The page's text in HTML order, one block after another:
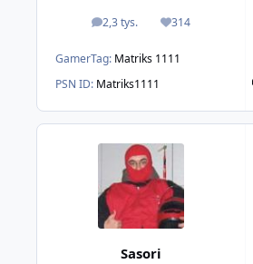
2,3 tys.
odpowiedzi314
Reputacja
GamerTag: Matriks 1111
PSN ID: Matriks1111
Sasori